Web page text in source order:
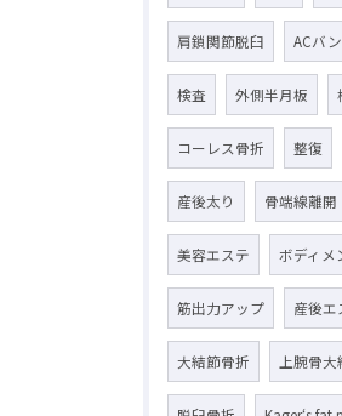
肩鎖関節脱臼 ACバ
検査 外側半月板
コーレス骨折 整復
産後太り 骨端線離開
美容エステ ボディメ
筋出力アップ 産後エ
大結節骨折 上腕骨